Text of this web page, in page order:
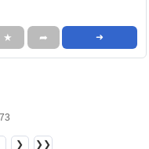
★ ➦ ➜
❯ ❯❯